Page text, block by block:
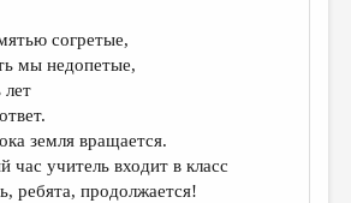
согретые,
мы недопетые,
лет
земля вращается.
час учитель входит в класс
ребята, продолжается!